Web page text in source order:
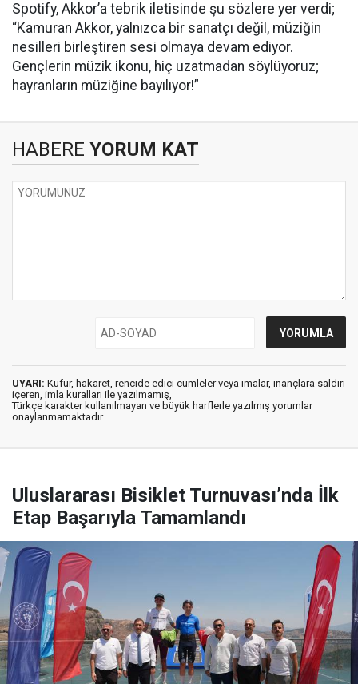
Spotify, Akkor’a tebrik iletisinde şu sözlere yer verdi;
“Kamuran Akkor, yalnızca bir sanatçı değil, müziğin
nesilleri birleştiren sesi olmaya devam ediyor.
Gençlerin müzik ikonu, hiç uzatmadan söylüyoruz;
hayranların müziğine bayılıyor!”
HABERE YORUM KAT
UYARI: Küfür, hakaret, rencide edici cümleler veya imalar, inançlara saldırı
içeren, imla kuralları ile yazılmamış,
Türkçe karakter kullanılmayan ve büyük harflerle yazılmış yorumlar
onaylanmamaktadır.
Uluslararası Bisiklet Turnuvası’nda İlk
Etap Başarıyla Tamamlandı